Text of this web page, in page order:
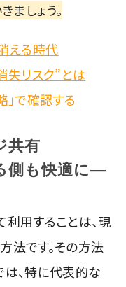
しょう。
える時代
失リスク”とは
」で確認する
共有
側も快適に―
用することは、現
法です。その方法
は、特に代表的な